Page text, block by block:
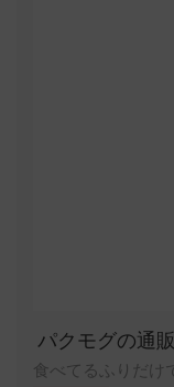
パクモグの通販
食べてるふりだけ